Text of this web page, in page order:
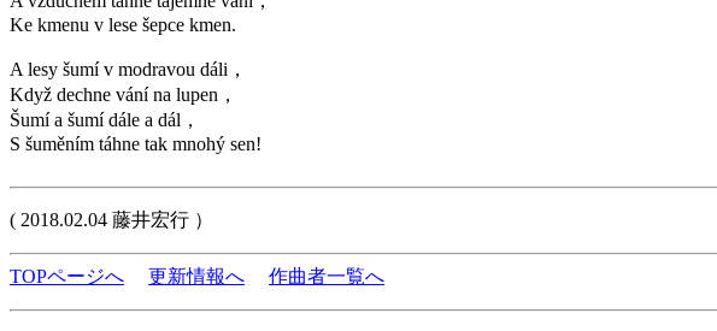
Ke kmenu v lese šepce kmen.
A lesy šumí v modravou dáli，
Když dechne vání na lupen，
Šumí a šumí dále a dál，
S šuměním táhne tak mnohý sen!
( 2018.02.04 藤井宏行 ）
TOPページへ 更新情報へ 作曲者一覧へ